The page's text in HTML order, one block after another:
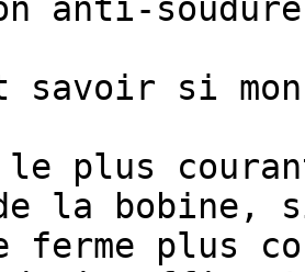
anti-
savoir si
plus
la bobine,
ferme plus